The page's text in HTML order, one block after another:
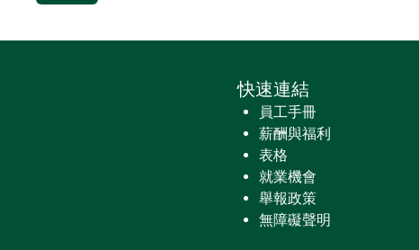
快速連結
員工手冊
薪酬與福利
表格
就業機會
舉報政策
無障礙聲明